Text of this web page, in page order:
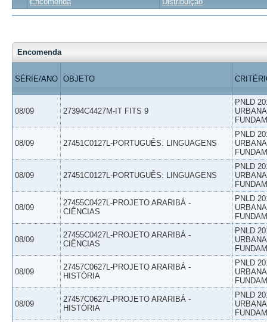
Encomenda
SÉRIE/ANO OBJETO
08/09 27394C4427M-IT FITS 9
PNLD
08/09 27451C0127L-PORTUGUÊS: LINGUAGENS
PNLD
08/09 27451C0127L-PORTUGUÊS: LINGUAGENS
PNLD
08/09
27455C0427L-PROJETO ARARIBÁ -
CIÊNCIAS
PNLD
08/09
27455C0427L-PROJETO ARARIBÁ -
CIÊNCIAS
PNLD
08/09
27457C0627L-PROJETO ARARIBÁ -
HISTÓRIA
PNLD
08/09
27457C0627L-PROJETO ARARIBÁ -
HISTÓRIA
PNLD